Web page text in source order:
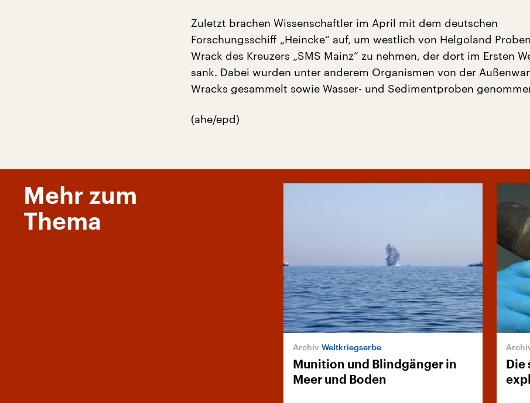
Zuletzt brachen Wissenschaftler im April mit dem deutschen
Forschungsschiff „Heincke“ auf, um westlich von Helgoland
Wrack des Kreuzers „SMS Mainz“ zu nehmen, der dort im Ersten
sank. Dabei wurden unter anderem Organismen von der
Wracks gesammelt sowie Wasser- und Sedimentproben
(ahe/epd)
Mehr zum
Thema
Weltkriegserbe
Munition und Blindgänger in
Meer und Boden